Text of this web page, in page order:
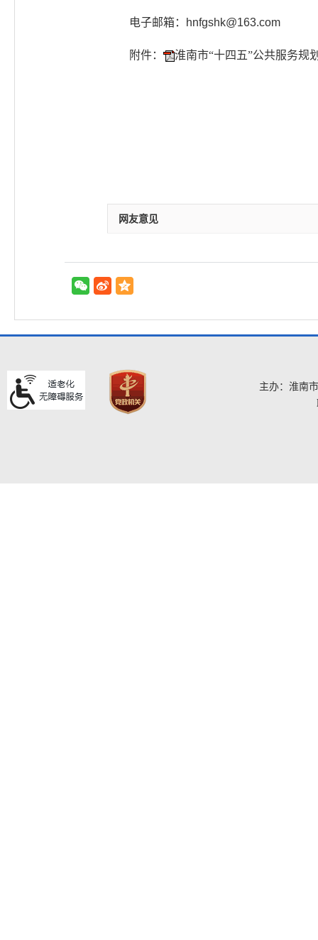
电子邮箱：hnfgshk@163.com
附件： 淮南市“十四五”公共服务规
网友意见
主办：淮南